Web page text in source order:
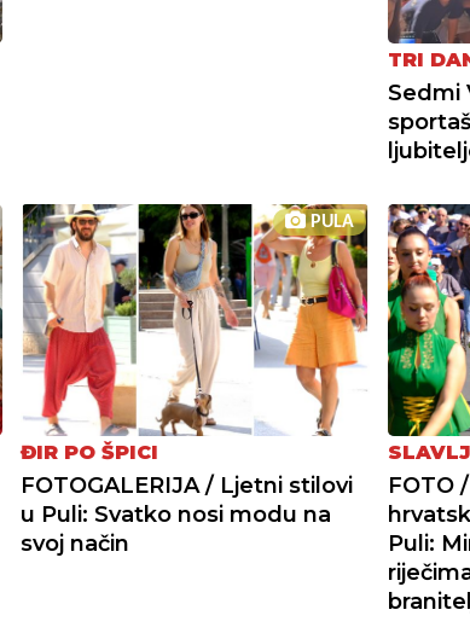
TRI
Sedmi
PULA
ĐIR PO ŠPICI
FOTOGALERIJA / Ljetni stilovi
u Puli: Svatko nosi modu na
svoj način
FOTO
Puli: